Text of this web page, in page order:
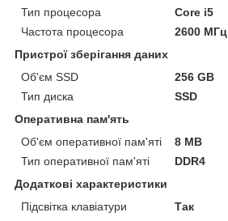
Тип процесора
Core i5
Частота процесора
2600 МГц
Пристрої зберігання даних
Об'єм SSD
256 GB
Тип диска
SSD
Оперативна пам'ять
Об'єм оперативної пам'яті
8 MB
Тип оперативної пам'яті
DDR4
Додаткові характеристики
Підсвітка клавіатури
Так